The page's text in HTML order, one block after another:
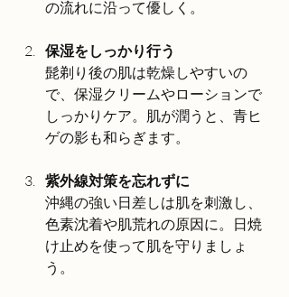
の流れに沿って優しく。
保湿をしっかり行う
髭剃り後の肌は乾燥しやすいの
で、保湿クリームやローションで
しっかりケア。肌が潤うと、青ヒ
ゲの影も和らぎます。
紫外線対策を忘れずに
沖縄の強い日差しは肌を刺激し、
色素沈着や肌荒れの原因に。日焼
け止めを使って肌を守りましょ
う。